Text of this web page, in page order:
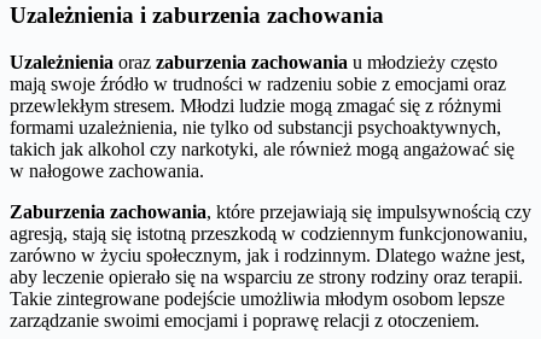
Uzależnienia i zaburzenia zachowania
Uzależnienia oraz zaburzenia zachowania u młodzieży często
mają swoje źródło w trudności w radzeniu sobie z emocjami oraz
przewlekłym stresem. Młodzi ludzie mogą zmagać się z różnymi
formami uzależnienia, nie tylko od substancji psychoaktywnych,
takich jak alkohol czy narkotyki, ale również mogą angażować się
w nałogowe zachowania.
Zaburzenia zachowania, które przejawiają się impulsywnością czy
agresją, stają się istotną przeszkodą w codziennym funkcjonowaniu,
zarówno w życiu społecznym, jak i rodzinnym. Dlatego ważne jest,
aby leczenie opierało się na wsparciu ze strony rodziny oraz terapii.
Takie zintegrowane podejście umożliwia młodym osobom lepsze
zarządzanie swoimi emocjami i poprawę relacji z otoczeniem.